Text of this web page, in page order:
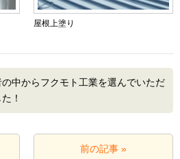
屋根上塗り
中からフクモト工業を選んでいただ
！
前の記事 »